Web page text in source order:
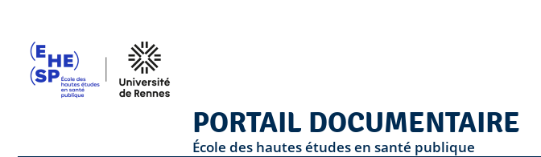
PORTAIL DOCUMENTAIRE
École des hautes études en santé publique